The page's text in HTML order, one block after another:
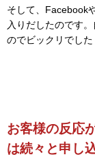
そして、Facebook
入りだしたのです
のでビックリでした
お客様の反応
は続々と申し